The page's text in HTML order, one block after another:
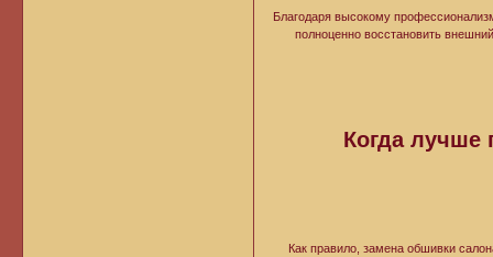
Благодаря высокому
полноценно восстановить
Когда лучше
Как правило, замена обшивки